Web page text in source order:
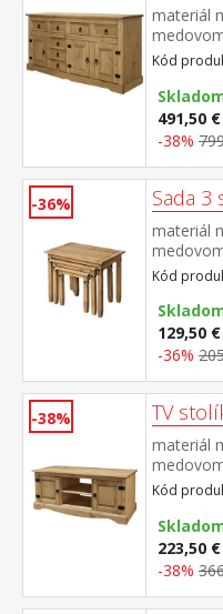
materiál
zásuviek,
zostavy
Kód
491,50 €
-38%
-36% Sada 3
materiál
(š/h/v) 52
súčasť
Kód
129,50 €
-36%
-38% TV
materiál
kovové
Corona
Kód
223,50 €
-38%